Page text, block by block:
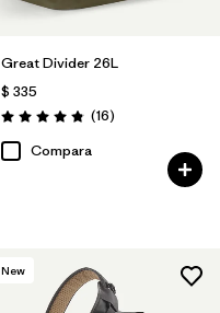
Great Divider 26L
$ 335
Valoración: 4.8 / 5
(16Comentarios
)
Compara
New